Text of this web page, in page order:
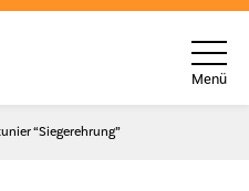
Menü
“Siegerehrung”